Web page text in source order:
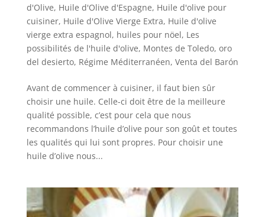
d'Olive, Huile d'Olive d'Espagne, Huile d'olive pour
cuisiner, Huile d'Olive Vierge Extra, Huile d'olive
vierge extra espagnol, huiles pour nöel, Les
possibilités de l'huile d'olive, Montes de Toledo, oro
del desierto, Régime Méditerranéen, Venta del Barón
Avant de commencer à cuisiner, il faut bien sûr
choisir une huile. Celle-ci doit être de la meilleure
qualité possible, c’est pour cela que nous
recommandons l’huile d’olive pour son goût et toutes
les qualités qui lui sont propres. Pour choisir une
huile d’olive nous...